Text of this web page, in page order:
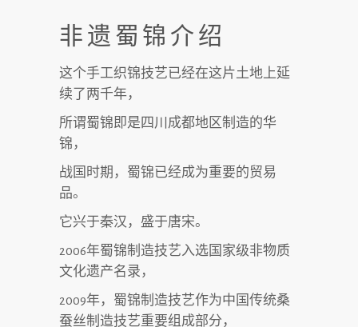
非遗蜀锦介绍
这个手工织锦技艺已经在这片土地上延
续了两千年，
所谓蜀锦即是四川成都地区制造的华
锦，
战国时期，蜀锦已经成为重要的贸易
品。
它兴于秦汉，盛于唐宋。
2006年蜀锦制造技艺入选国家级非物质
文化遗产名录，
2009年，蜀锦制造技艺作为中国传统桑
蚕丝制造技艺重要组成部分，